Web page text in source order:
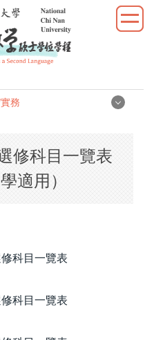
務
修科目一覽表
適用）
科目一覽表
科目一覽表